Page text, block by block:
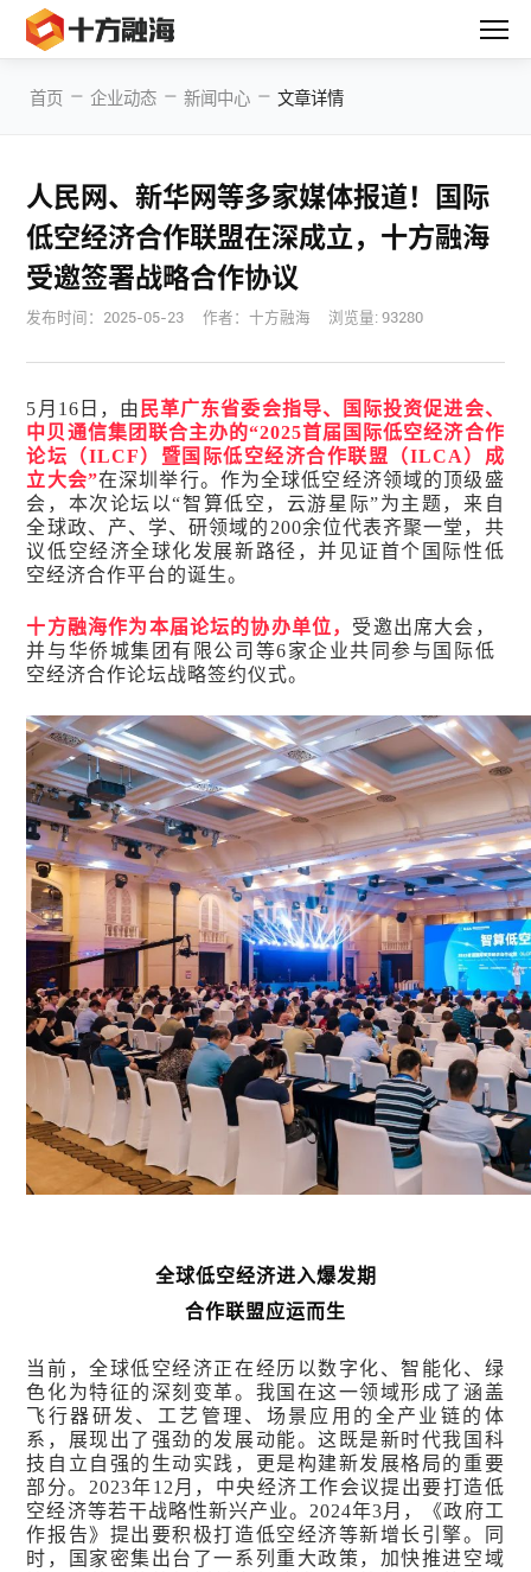
首页 — 企业动态 — 新闻中心 — 文章详情
人民网、新华网等多家媒体报道！国际
低空经济合作联盟在深成立，十方融海
受邀签署战略合作协议
发布时间： 2025-05-23 作者：十方融海 浏览量: 93280
5月16日，由 民革广东省委会指导、国际投资促进会、
中贝通信集团联合主办的“2025首届国际低空经济合作
论坛（ILCF）暨国际低空经济合作联盟（ILCA）成
立大会”在深圳举行。作为全球低空经济领域的顶级盛
会，本次论坛以“智算低空，云游星际”为主题，来自
全球政、产、学、研领域的200余位代表齐聚一堂，共
议低空经济全球化发展新路径，并见证首个国际性低
空经济合作平台的诞生。
十方融海作为本届论坛的协办单位， 受邀出席大会，
并与华侨城集团有限公司等6家企业共同参与国际低
空经济合作论坛战略签约仪式。
全球低空经济进入爆发期
合作联盟应运而生
当前，全球低空经济正在经历以数字化、智能化、绿
色化为特征的深刻变革。我国在这一领域形成了涵盖
飞行器研发、工艺管理、场景应用的全产业链的体
系，展现出了强劲的发展动能。这既是新时代我国科
技自立自强的生动实践，更是构建新发展格局的重要
部分。2023年12月，中央经济工作会议提出要打造低
空经济等若干战略性新兴产业。2024年3月，《政府工
作报告》提出要积极打造低空经济等新增长引擎。同
时，国家密集出台了一系列重大政策，加快推进空域